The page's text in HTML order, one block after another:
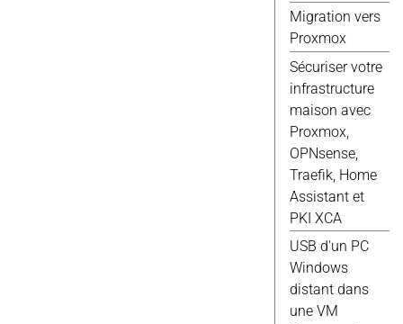
Debian
(7)
Docker
Scripts (7)
Domotique (6)
Elec (6)
Gimp (6)
Proxmox (6)
Web (6)
Fusion 360 (5)
Google (5)
Qemu (5)
Raspberry
(5)
Vmware (5)
Android (4)
Excel (4)
Migration vers
Proxmox
Sécuriser votre
infrastructure
maison avec
Proxmox,
OPNsense,
Traefik, Home
Assistant et
PKI XCA
USB d'un PC
Windows
distant dans
une VM